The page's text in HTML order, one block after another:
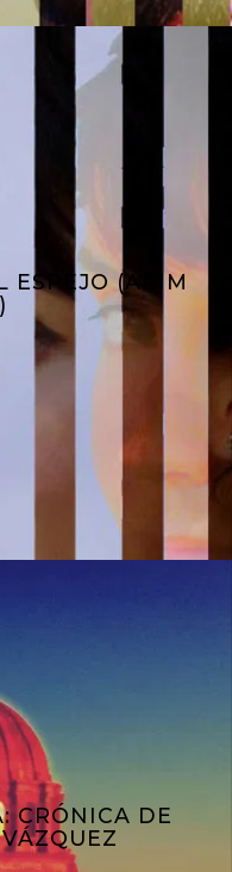
ESPEJO (ARIM
CRÓNICA DE